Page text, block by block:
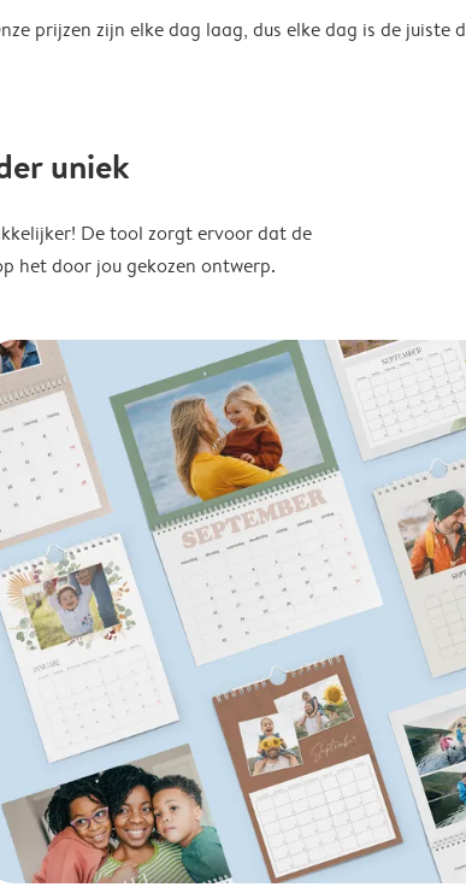
prijzen zijn elke dag laag, dus elke dag is de juiste
uniek
De tool zorgt ervoor dat de
het door jou gekozen ontwerp.